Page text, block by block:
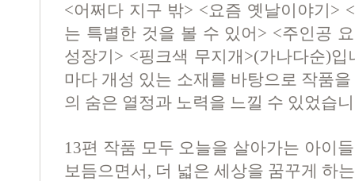
<어쩌다 지구 밖> <요즘 옛날이야기 > <
는 특별한 것을 볼 수 있어 > <주인공
성장기 > <핑크색 무지개>(가나다순)입
마다 개성 있는 소재를 바탕으로 작품
의 숨은 열정과 노력을 느낄 수 있었습
13편 작품 모두 오늘을 살아가는 아이
보듬으면서 , 더 넓은 세상을 꿈꾸게 하